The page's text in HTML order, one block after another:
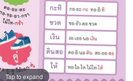
Tap to expand